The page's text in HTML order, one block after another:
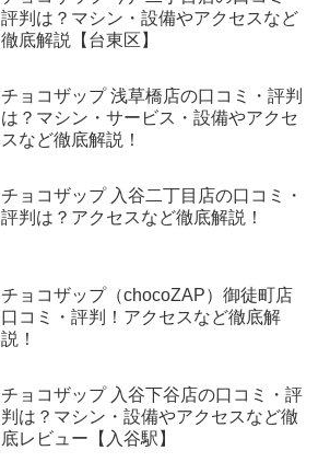
評判は？マシン・設備やアクセスなど
徹底解説【台東区】
チョコザップ 浅草橋店の口コミ・評判
は？マシン・サービス・設備やアクセ
スなど徹底解説！
チョコザップ 入谷二丁目店の口コミ・
評判は？アクセスなど徹底解説！
チョコザップ（chocoZAP）御徒町店
口コミ・評判！アクセスなど徹底解
説！
チョコザップ 入谷下谷店の口コミ・評
判は？マシン・設備やアクセスなど徹
底レビュー【入谷駅】